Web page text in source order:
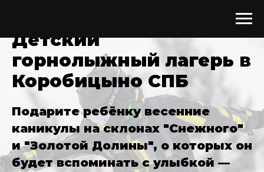
Детский
горнолыжный лагерь в
Коробицыно СПБ
Подарите ребёнку весенние
каникулы на склонах "Снежного"
и "Золотой Долины", о которых он
будет вспоминать с улыбкой —